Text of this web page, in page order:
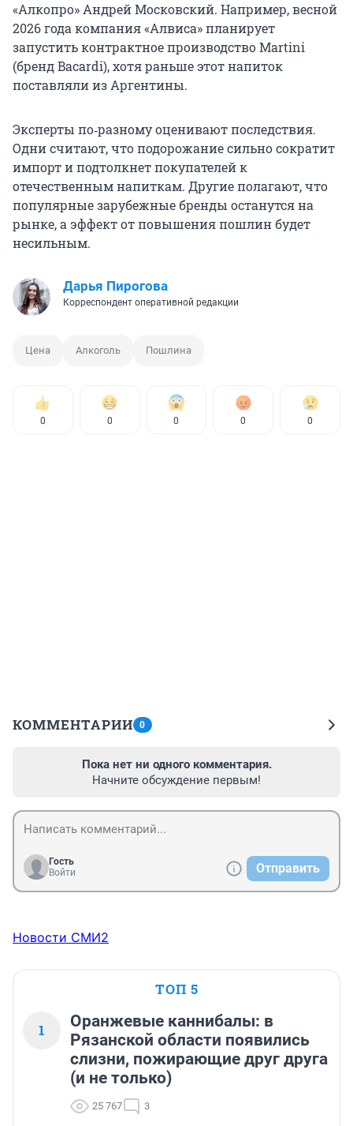
«Алкопро» Андрей Московский. Например, весной
2026 года компания «Алвиса» планирует
запустить контрактное производство Martini
(бренд Bacardi), хотя раньше этот напиток
поставляли из Аргентины.
Эксперты по‑разному оценивают последствия.
Одни считают, что подорожание сильно сократит
импорт и подтолкнет покупателей к
отечественным напиткам. Другие полагают, что
популярные зарубежные бренды останутся на
рынке, а эффект от повышения пошлин будет
несильным.
Дарья Пирогова
Корреспондент оперативной редакции
Цена Алкоголь Пошлина
0 0 0 0 0
КОММЕНТАРИИ 0
Пока нет ни одного комментария.
Начните обсуждение первым!
Гость
Войти
Отправить
Новости СМИ2
ТОП 5
1
Оранжевые каннибалы: в
Рязанской области появились
слизни, пожирающие друг друга
(и не только)
25 767 3